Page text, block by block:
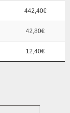
442,40€
42,80€
12,40€